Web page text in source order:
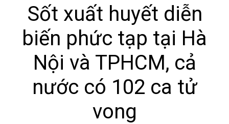
Sốt xuất huyết diễn
biến phức tạp tại Hà
Nội và TPHCM, cả
nước có 102 ca tử
vong